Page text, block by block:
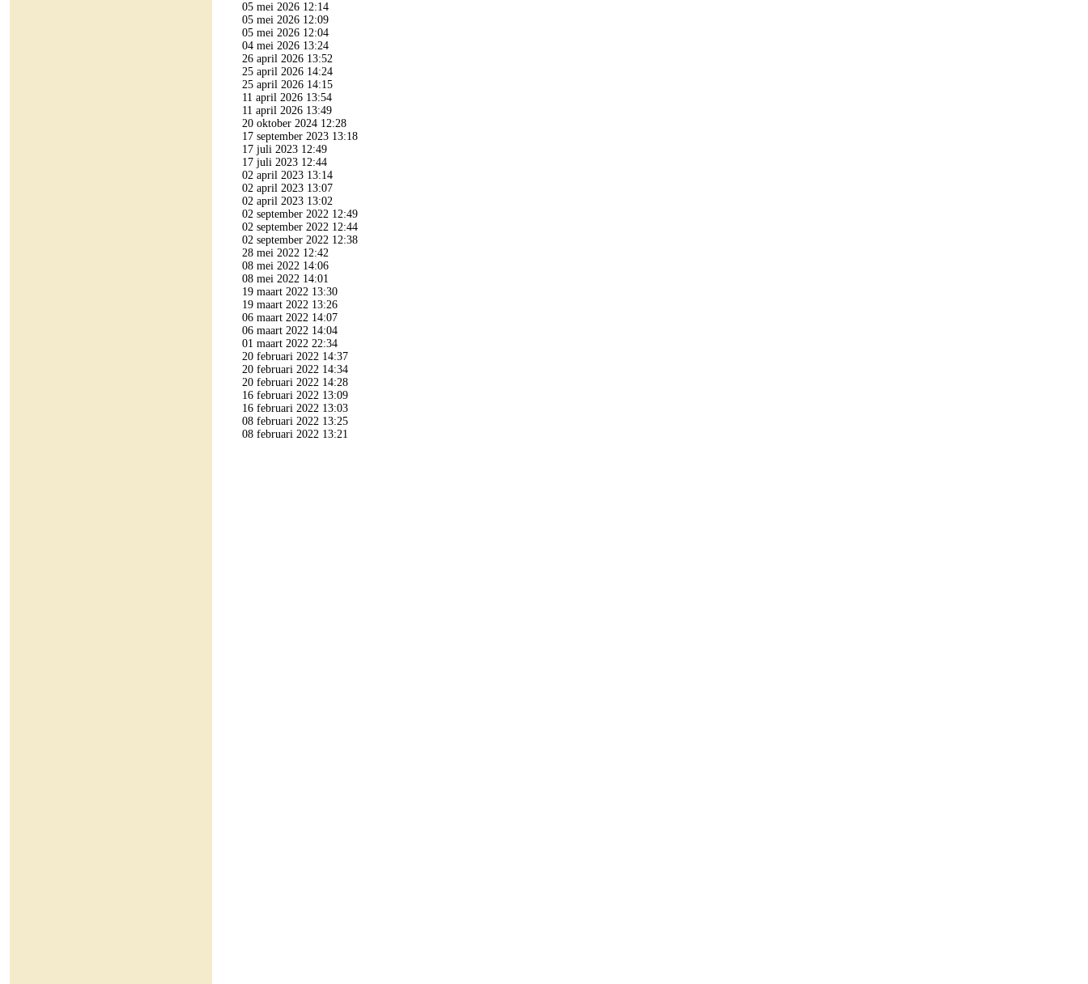
05 mei 2026 12:14
05 mei 2026 12:09
05 mei 2026 12:04
04 mei 2026 13:24
26 april 2026 13:52
25 april 2026 14:24
25 april 2026 14:15
11 april 2026 13:54
11 april 2026 13:49
20 oktober 2024 12:28
17 september 2023 13:18
17 juli 2023 12:49
17 juli 2023 12:44
02 april 2023 13:14
02 april 2023 13:07
02 april 2023 13:02
02 september 2022 12:49
02 september 2022 12:44
02 september 2022 12:38
28 mei 2022 12:42
08 mei 2022 14:06
08 mei 2022 14:01
19 maart 2022 13:30
19 maart 2022 13:26
06 maart 2022 14:07
06 maart 2022 14:04
01 maart 2022 22:34
20 februari 2022 14:37
20 februari 2022 14:34
20 februari 2022 14:28
16 februari 2022 13:09
16 februari 2022 13:03
08 februari 2022 13:25
08 februari 2022 13:21